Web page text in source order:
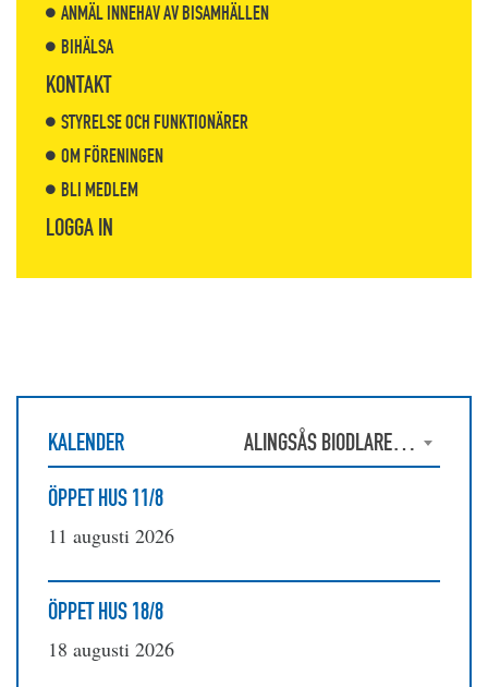
ANMÄL INNEHAV AV BISAMHÄLLEN
BIHÄLSA
KONTAKT
STYRELSE OCH FUNKTIONÄRER
OM FÖRENINGEN
BLI MEDLEM
LOGGA IN
KALENDER
ALINGSÅS BIODLAREFÖRENING
ÖPPET HUS 11/8
11 augusti 2026
ÖPPET HUS 18/8
18 augusti 2026